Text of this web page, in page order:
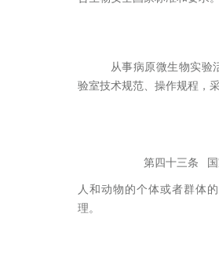
从事病原微生物实验
验室技术规范、操作规程，
第四十三条 国
人和动物的个体或者群体
理。